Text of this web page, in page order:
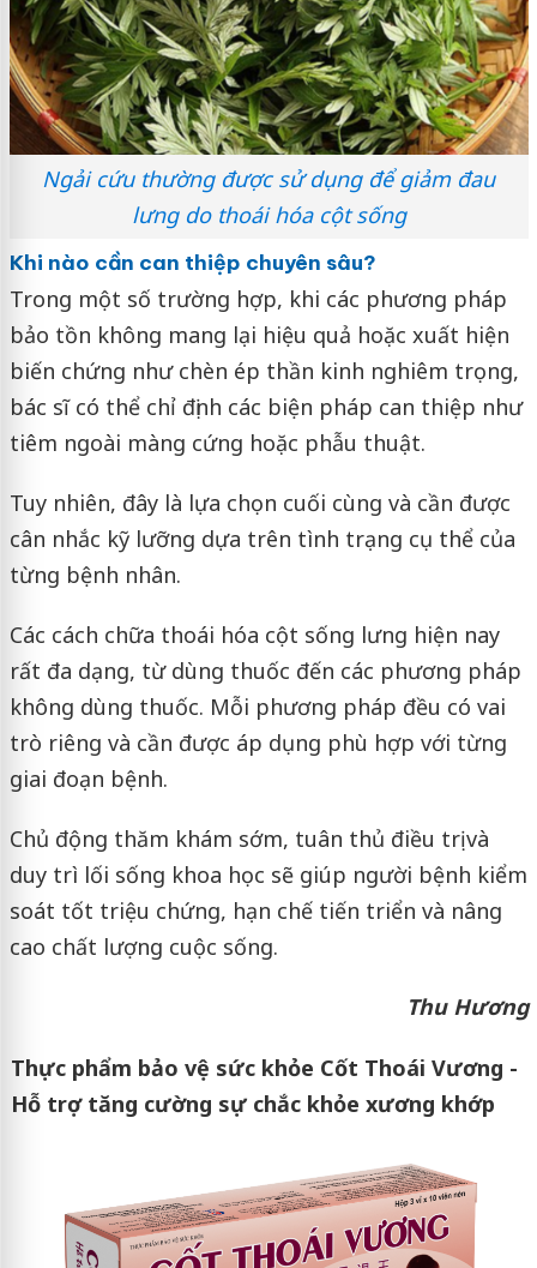
Ngải cứu thường được sử dụng để giảm đau
lưng do thoái hóa cột sống
Khi nào cần can thiệp chuyên sâu?
Trong một số trường hợp, khi các phương pháp
bảo tồn không mang lại hiệu quả hoặc xuất hiện
biến chứng như chèn ép thần kinh nghiêm trọng,
bác sĩ có thể chỉ định các biện pháp can thiệp như
tiêm ngoài màng cứng hoặc phẫu thuật.
Tuy nhiên, đây là lựa chọn cuối cùng và cần được
cân nhắc kỹ lưỡng dựa trên tình trạng cụ thể của
từng bệnh nhân.
Các cách chữa thoái hóa cột sống lưng hiện nay
rất đa dạng, từ dùng thuốc đến các phương pháp
không dùng thuốc. Mỗi phương pháp đều có vai
trò riêng và cần được áp dụng phù hợp với từng
giai đoạn bệnh.
Chủ động thăm khám sớm, tuân thủ điều trị và
duy trì lối sống khoa học sẽ giúp người bệnh kiểm
soát tốt triệu chứng, hạn chế tiến triển và nâng
cao chất lượng cuộc sống.
Thu Hương
Thực phẩm bảo vệ sức khỏe Cốt Thoái Vương -
Hỗ trợ tăng cường sự chắc khỏe xương khớp